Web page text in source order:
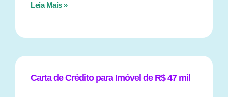
Leia Mais »
Carta de Crédito para Imóvel de R$ 47 mil